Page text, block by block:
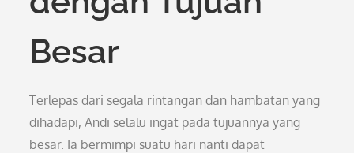
Besar
Terlepas dari segala rintangan dan hambatan yang
dihadapi, Andi selalu ingat pada tujuannya yang
besar. Ia bermimpi suatu hari nanti dapat